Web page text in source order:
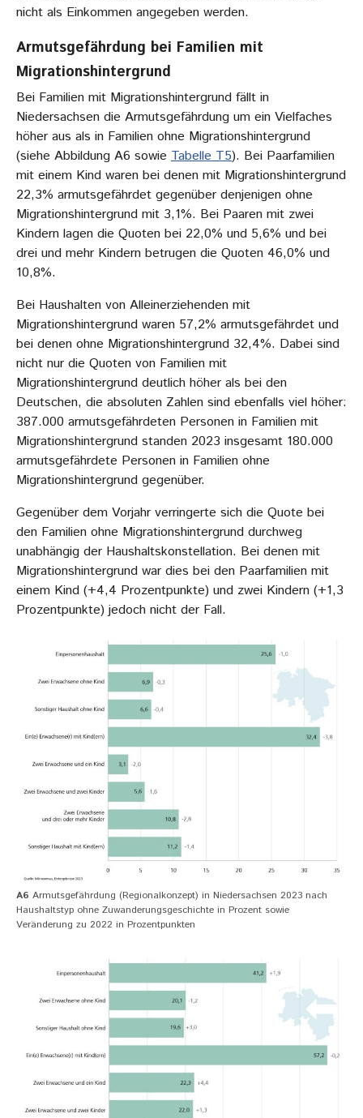
nicht als Einkommen angegeben werden.
Armutsgefährdung bei Familien mit
Migrationshintergrund
Bei Familien mit Migrationshintergrund fällt in
Niedersachsen die Armutsgefährdung um ein Vielfaches
höher aus als in Familien ohne Migrationshintergrund
(siehe Abbildung A6 sowie Tabelle T5). Bei Paarfamilien
mit einem Kind waren bei denen mit Migrationshintergrund
22,3% armutsgefährdet gegenüber denjenigen ohne
Migrationshintergrund mit 3,1%. Bei Paaren mit zwei
Kindern lagen die Quoten bei 22,0% und 5,6% und bei
drei und mehr Kindern betrugen die Quoten 46,0% und
10,8%.
Bei Haushalten von Alleinerziehenden mit
Migrationshintergrund waren 57,2% armutsgefährdet und
bei denen ohne Migrationshintergrund 32,4%. Dabei sind
nicht nur die Quoten von Familien mit
Migrationshintergrund deutlich höher als bei den
Deutschen, die absoluten Zahlen sind ebenfalls viel höher:
387.000 armutsgefährdeten Personen in Familien mit
Migrationshintergrund standen 2023 insgesamt 180.000
armutsgefährdete Personen in Familien ohne
Migrationshintergrund gegenüber.
Gegenüber dem Vorjahr verringerte sich die Quote bei
den Familien ohne Migrationshintergrund durchweg
unabhängig der Haushaltskonstellation. Bei denen mit
Migrationshintergrund war dies bei den Paarfamilien mit
einem Kind (+4,4 Prozentpunkte) und zwei Kindern (+1,3
Prozentpunkte) jedoch nicht der Fall.
A6 Armutsgefährdung (Regionalkonzept) in Niedersachsen 2023 nach
Haushaltstyp ohne Zuwanderungsgeschichte in Prozent sowie
Veränderung zu 2022 in Prozentpunkten